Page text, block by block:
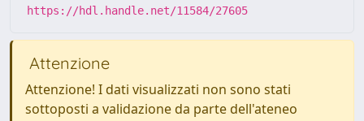
https://hdl.handle.net/11584/27605
Attenzione
Attenzione! I dati visualizzati non sono stati
sottoposti a validazione da parte dell'ateneo